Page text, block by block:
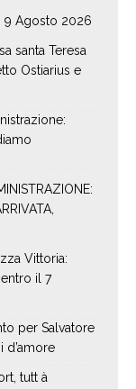
9 Agosto 2026
santa Teresa
Ostiarius e
Vittoria:
il 7
per Salvatore
d’amore
tutt à